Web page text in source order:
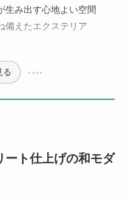
生み出す心地よい空間
備えたエクステリア
る
ート仕上げの和モダ